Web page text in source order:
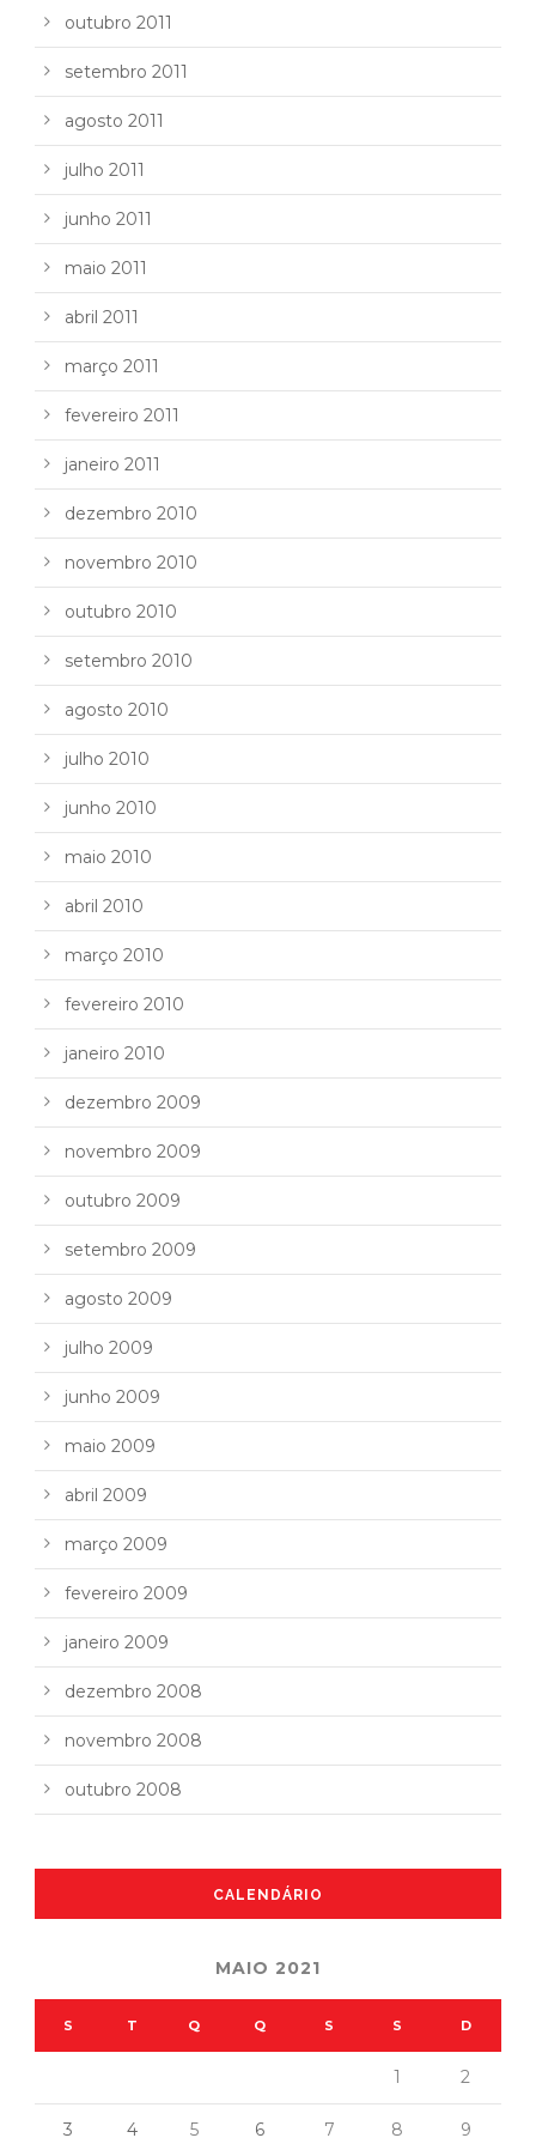
outubro 2011
setembro 2011
agosto 2011
julho 2011
junho 2011
maio 2011
abril 2011
março 2011
fevereiro 2011
janeiro 2011
dezembro 2010
novembro 2010
outubro 2010
setembro 2010
agosto 2010
julho 2010
junho 2010
maio 2010
abril 2010
março 2010
fevereiro 2010
janeiro 2010
dezembro 2009
novembro 2009
outubro 2009
setembro 2009
agosto 2009
julho 2009
junho 2009
maio 2009
abril 2009
março 2009
fevereiro 2009
janeiro 2009
dezembro 2008
novembro 2008
outubro 2008
CALENDÁRIO
MAIO 2021
S T Q Q S S D
1 2
3 4 5 6 7 8 9